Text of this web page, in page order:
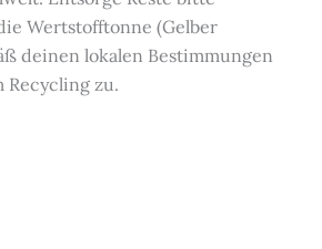
Wertstofftonne (Gelber
deinen lokalen Bestimmungen
Recycling zu.